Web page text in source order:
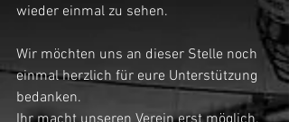
wieder einmal zu sehen.
Wir möchten uns an dieser Stelle noch
einmal herzlich für eure Unterstützung
bedanken.